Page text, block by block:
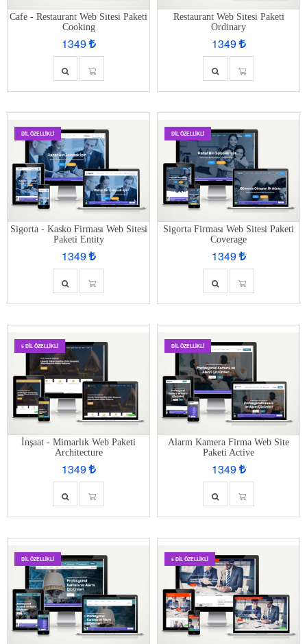
Cafe - Restaurant Web Sitesi Paketi
Cooking
1349
Restaurant Web Sitesi Paketi
Ordinary
1349
DIL ÖZELLIKLI
Sigorta - Kasko Firması Web Sitesi
Paketi Entity
1349
DIL ÖZELLIKLI
Sigorta Firması Web Sitesi Paketi
Coverage
1349
5 DIL ÖZELLIKLI
İnşaat - Mimarlık Web Paketi
Architecture
1349
DIL ÖZELLIKLI
Alarm Kamera Firma Web Site
Paketi Active
1349
DIL ÖZELLIKLI 5 DIL ÖZELLIKLI